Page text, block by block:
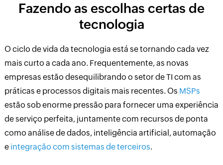
Fazendo as escolhas certas de
tecnologia
O ciclo de vida da tecnologia está se tornando cada vez
mais curto a cada ano. Frequentemente, as novas
empresas estão desequilibrando o setor de TI com as
práticas e processos digitais mais recentes. Os MSPs
estão sob enorme pressão para fornecer uma experiência
de serviço perfeita, juntamente com recursos de ponta
como análise de dados, inteligência artificial, automação
e integração com sistemas de terceiros.